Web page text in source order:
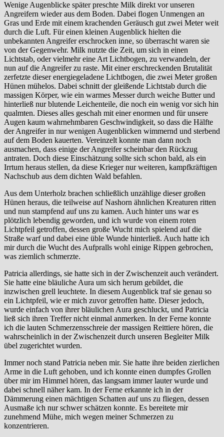
Wenige Augenblicke später preschte Milk direkt vor unseren
Angreifern wieder aus dem Boden. Dabei flogen Unmengen an
Gras und Erde mit einem krachenden Geräusch gut zwei Meter weit
durch die Luft. Für einen kleinen Augenblick hielten die
unbekannten Angreifer erschrocken inne, so überrascht waren sie
von der Gegenwehr. Milk nutzte die Zeit, um sich in einen
Lichtstab, oder vielmehr eine Art Lichtbogen, zu verwandeln, der
nun auf die Angreifer zu raste. Mit einer erschreckenden Brutalität
zerfetzte dieser energiegeladene Lichtbogen, die zwei Meter großen
Hünen mühelos. Dabei schnitt der gleißende Lichtstab durch die
massigen Körper, wie ein warmes Messer durch weiche Butter und
hinterließ nur blutende Leichenteile, die noch ein wenig vor sich hin
qualmten. Dieses alles geschah mit einer enormen und für unsere
Augen kaum wahrnehmbaren Geschwindigkeit, so dass die Hälfte
der Angreifer in nur wenigen Augenblicken wimmernd und sterbend
auf dem Boden kauerten. Vereinzelt konnte man dann noch
ausmachen, dass einige der Angreifer scheinbar den Rückzug
antraten. Doch diese Einschätzung sollte sich schon bald, als ein
Irrtum heraus stellen, da diese Krieger nur weiteren, kampfkräftigen
Nachschub aus dem dichten Wald befahlen.
Aus dem Unterholz brachen schließlich unzählige dieser großen
Hünen heraus, die teilweise auf Nashorn ähnlichen Kreaturen ritten
und nun stampfend auf uns zu kamen. Auch hinter uns war es
plötzlich lebendig geworden, und ich wurde von einem roten
Lichtpfeil getroffen, dessen große Wucht mich spielend auf die
Straße warf und dabei eine üble Wunde hinterließ. Auch hatte ich
mir durch die Wucht des Aufpralls wohl einige Rippen gebrochen,
was ziemlich schmerzte.
Patricia allerdings, sie hatte sich in der Zwischenzeit auch verändert.
Sie hatte eine bläuliche Aura um sich herum gebildet, die
inzwischen grell leuchtete. In diesem Augenblick traf sie genau so
ein Lichtpfeil, wie er mich zuvor getroffen hatte. Dieser jedoch,
wurde einfach von ihrer bläulichen Aura geschluckt, und Patricia
ließ sich ihren Treffer nicht einmal anmerken. In der Ferne konnte
ich die lauten Schmerzensschreie der massigen Reittiere hören, die
wahrscheinlich in der Zwischenzeit durch unseren Begleiter Milk
übel zugerichtet wurden.
Immer noch stand Patricia neben mir. Sie hatte ihre beiden zierlichen
Arme in die Luft gehoben, und ich konnte einen dumpfes Grollen
über mir im Himmel hören, das langsam immer lauter wurde und
dabei schnell näher kam. In der Ferne erkannte ich in der
Dämmerung einen mächtigen Schatten auf uns zu fliegen, dessen
Ausmaße ich nur schwer schätzen konnte. Es bereitete mir
zunehmend Mühe, mich wegen meiner Schmerzen zu
konzentrieren.